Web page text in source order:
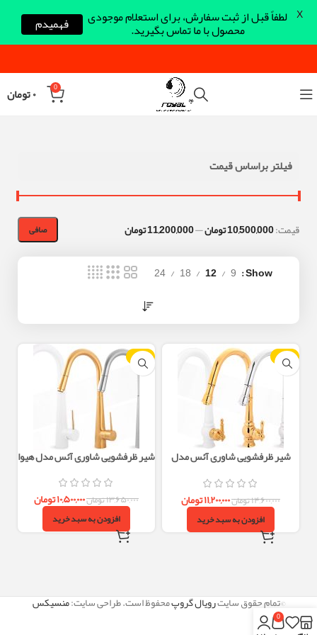
0 ۰تومان
فیلتر براساس قیمت
صافی قيمت:10,500,000 تومان —11,200,000 تومان
Show
9
12
18
24
-23%
شیر ظرفشویی شاوری آئس مدل
۱۴,۶۰۰,۰۰۰تومان۱۱,۲۰۰,۰۰۰تومان
افزودن به سبد خرید
-23%
شیر ظرفشویی شاوری آئس مدل هیوا
۱۳,۶۵۰,۰۰۰تومان۱۰,۵۰۰,۰۰۰تومان
افزودن به سبد خرید
©تمام حقوق سایترویال گروپمحفوظ است. طراحی سایت:منسیکس
لطفاً قبل از ثبت سفارش، برای استعلام موجودی
محصول با ما تماس بگیرید. فهمیدم X
0